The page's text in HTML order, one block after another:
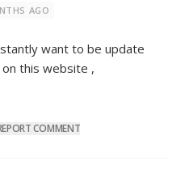
AGO
want to be update
this website ,
COMMENT